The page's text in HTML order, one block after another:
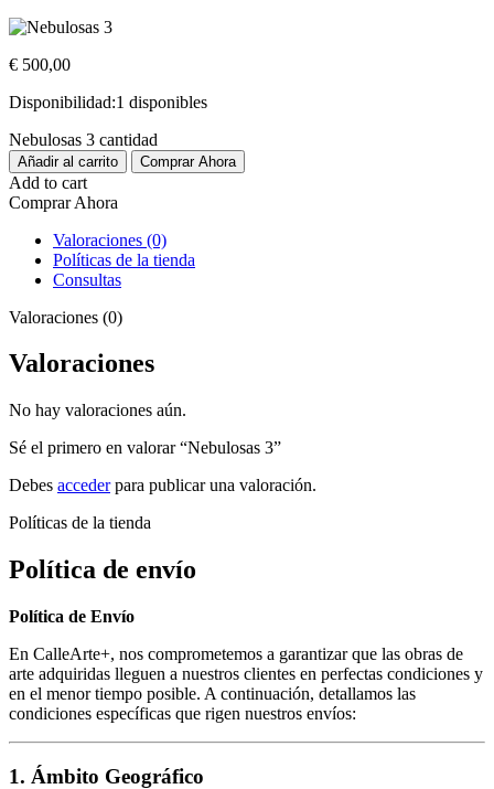
€ 500,00
Disponibilidad:1 disponibles
Nebulosas 3 cantidad
Añadir al carrito Comprar Ahora
Add to cart
Comprar Ahora
Valoraciones (0)
Políticas de la tienda
Consultas
Valoraciones (0)
Valoraciones
No hay valoraciones aún.
Sé el primero en valorar “Nebulosas 3”
Debes accederpara publicar una valoración.
Políticas de la tienda
Política de envío
Política de Envío
En CalleArte+, nos comprometemos a garantizar que las obras de
arte adquiridas lleguen a nuestros clientes en perfectas condiciones y
en el menor tiempo posible. A continuación, detallamos las
condiciones específicas que rigen nuestros envíos:
1. Ámbito Geográfico